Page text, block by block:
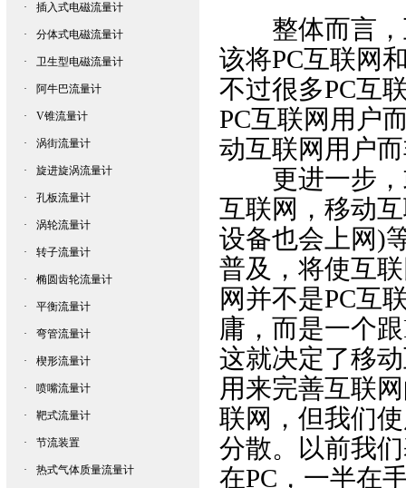
· 插入式电磁流量计
· 分体式电磁流量计
· 卫生型电磁流量计
· 阿牛巴流量计
· V锥流量计
· 涡街流量计
· 旋进旋涡流量计
· 孔板流量计
· 涡轮流量计
· 转子流量计
· 椭圆齿轮流量计
· 平衡流量计
· 弯管流量计
· 楔形流量计
· 喷嘴流量计
· 靶式流量计
· 节流装置
· 热式气体质量流量计
整体而言，
该将PC互联网
不过很多PC互
PC互联网用户
动互联网用户
更进一步，
互联网，移动
设备也会上网)
普及，将使互
网并不是PC互
庸，而是一个
这就决定了移
用来完善互联
联网，但我们
分散。以前我
在PC，一半在